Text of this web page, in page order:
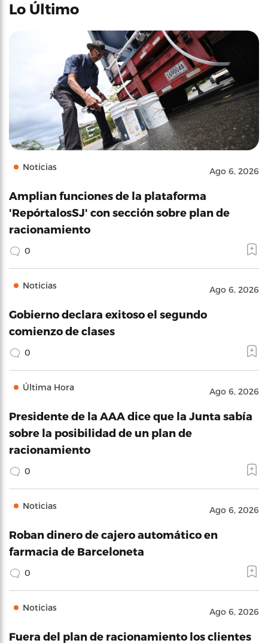
Lo Último
Noticias Ago 6, 2026
Amplian funciones de la plataforma
'RepórtalosSJ' con sección sobre plan de
racionamiento
0
Noticias Ago 6, 2026
Gobierno declara exitoso el segundo
comienzo de clases
0
Última Hora Ago 6, 2026
Presidente de la AAA dice que la Junta sabía
sobre la posibilidad de un plan de
racionamiento
0
Noticias Ago 6, 2026
Roban dinero de cajero automático en
farmacia de Barceloneta
0
Noticias Ago 6, 2026
Fuera del plan de racionamiento los clientes